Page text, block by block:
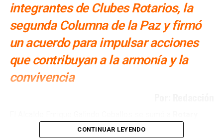
integrantes de Clubes Rotarios, la
segunda Columna de la Paz y firmó
un acuerdo para impulsar acciones
que contribuyan a la armonía y la
convivencia
International y a los Clubes Rotarios de San Luis
CONTINUAR LEYENDO